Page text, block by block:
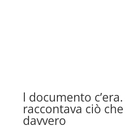
l documento
raccontava ciò
davvero